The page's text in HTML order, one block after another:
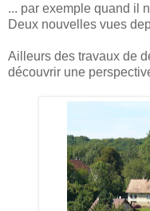
... par exemple quand il
Deux nouvelles vues
Ailleurs des travaux de
découvrir une